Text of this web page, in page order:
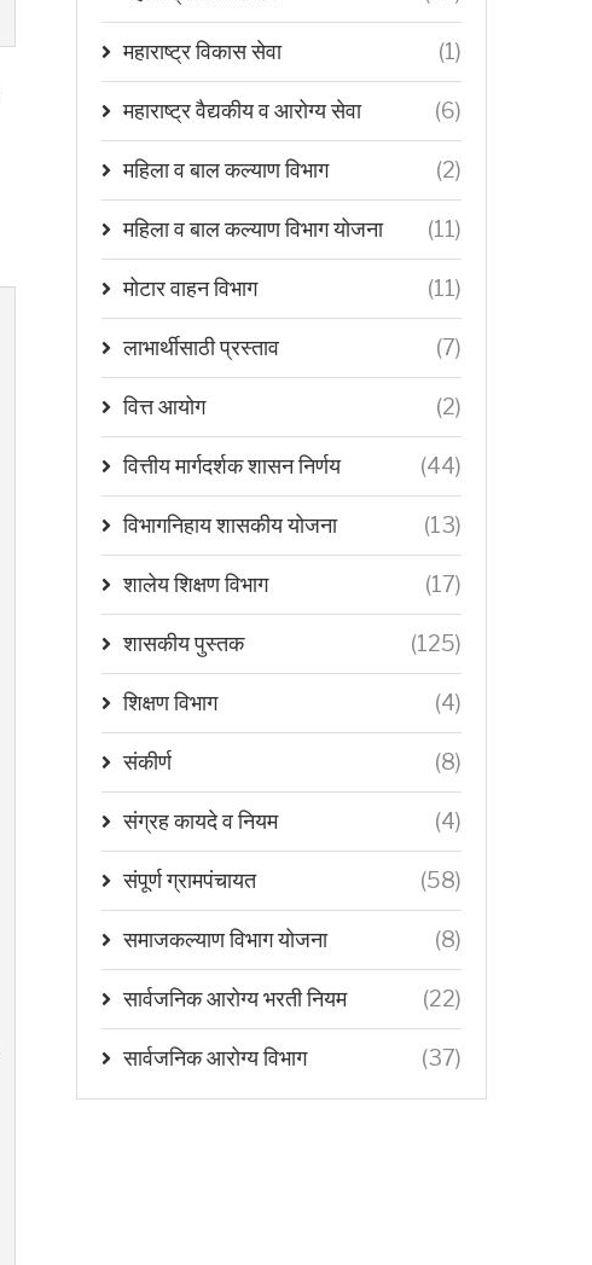
महाराष्ट्र विकास सेवा (1)
महाराष्ट्र वैद्यकीय व आरोग्य सेवा (6)
महिला व बाल कल्याण विभाग (2)
महिला व बाल कल्याण विभाग योजना (11)
मोटार वाहन विभाग (11)
लाभार्थीसाठी प्रस्ताव (7)
वित्त आयोग (2)
वित्तीय मार्गदर्शक शासन निर्णय (44)
विभागनिहाय शासकीय योजना (13)
शालेय शिक्षण विभाग (17)
शासकीय पुस्तक (125)
शिक्षण विभाग (4)
संकीर्ण (8)
संग्रह कायदे व नियम (4)
संपूर्ण ग्रामपंचायत (58)
समाजकल्याण विभाग योजना (8)
सार्वजनिक आरोग्य भरती नियम (22)
सार्वजनिक आरोग्य विभाग (37)